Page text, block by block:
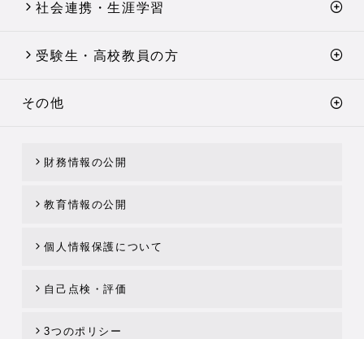
社会連携・生涯学習
受験生・高校教員の方
その他
財務情報の公開
教育情報の公開
個人情報保護について
自己点検・評価
3つのポリシー